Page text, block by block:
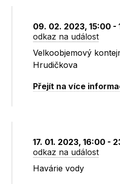
09. 02. 2023, 15:00 -
odkaz na událost
Velkoobjemový
Hrudičkova
Přejít na více
17. 01. 2023, 16:00 -
odkaz na událost
Havárie vody